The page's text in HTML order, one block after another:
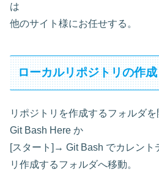
は
他のサイト様にお任せする。
ローカルリポジトリの作成
リポジトリを作成するフォルダ
Git Bash Here か
[スタート]→ Git Bash でカレント
リ作成するフォルダへ移動。